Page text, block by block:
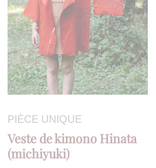
PIÈCE UNIQUE
Veste de kimono Hinata
(michiyuki)